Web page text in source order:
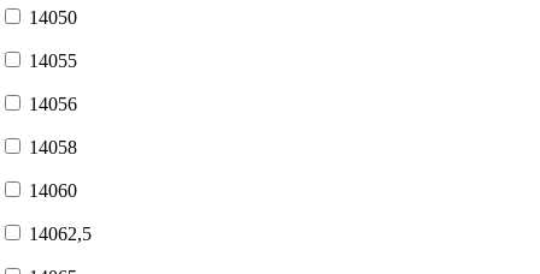
14050
14055
14056
14058
14060
14062,5